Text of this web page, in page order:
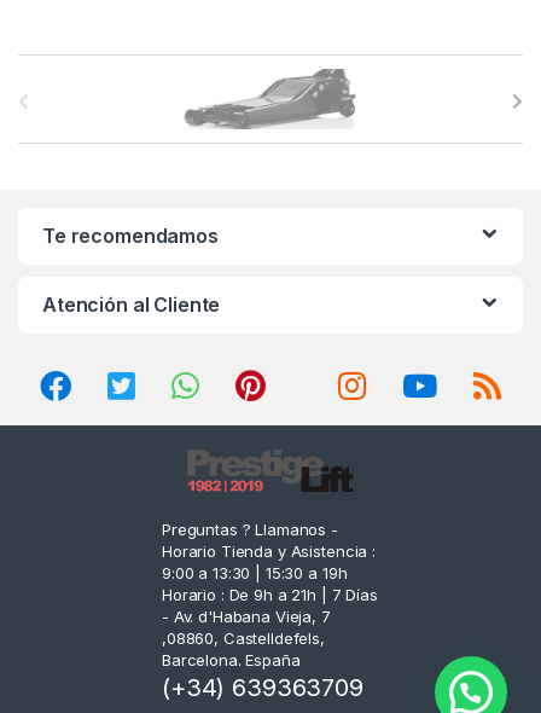
a
Te recomendamos
Atención al Cliente
Preguntas ? Llamanos -
Horario Tienda y Asistencia :
9:00 a 13:30 | 15:30 a 19h
Horario : De 9h a 21h | 7 Días
- Av. d'Habana Vieja, 7
,08860, Castelldefels,
Barcelona. España
(+34) 639363709